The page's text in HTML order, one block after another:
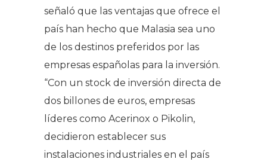
señaló que las ventajas que ofrece el
país han hecho que Malasia sea uno
de los destinos preferidos por las
empresas españolas para la inversión.
“Con un stock de inversión directa de
dos billones de euros, empresas
líderes como Acerinox o Pikolin,
decidieron establecer sus
instalaciones industriales en el país